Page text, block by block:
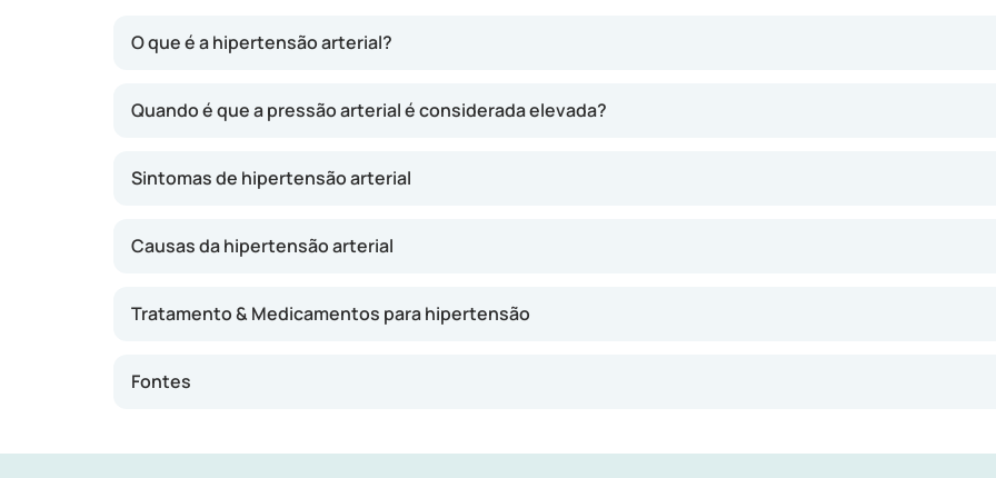
O que é a hipertensão arterial?
A pressão arterial indica o grau de pressão exercida sobre os vasos sanguíneos. Esta pressão varia: no
bombeado e a pressão nos vasos é bastante elevada. Este fenómeno denomina-se ‘pressão sistólica’
Quando é que a pressão arterial é considerada elevada?
Sintomas de hipertensão arterial
Causas da hipertensão arterial
Tratamento & Medicamentos para hipertensão
Fontes